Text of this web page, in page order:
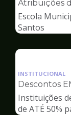
Atribuições
Escola
Santos
INSTITUCIONAL
Descontos
Instituições
de ATÉ 50%